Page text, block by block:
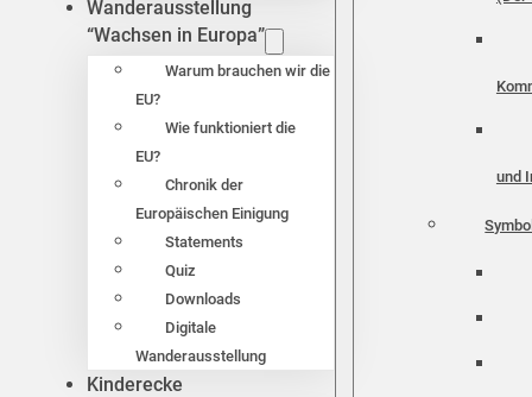
Wanderausstellung
“Wachsen in Europa”
Warum brauchen wir die
EU?
Wie funktioniert die
EU?
Chronik der
Europäischen Einigung
Statements
Quiz
Downloads
Digitale
Wanderausstellung
Kinderecke
und